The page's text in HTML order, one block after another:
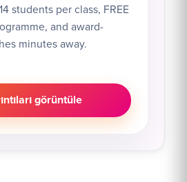
students per class, FREE
and award-
minutes away.
görüntüle